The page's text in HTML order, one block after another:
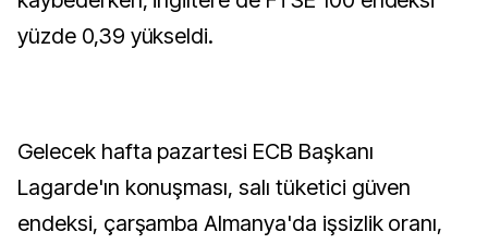
yüzde 0,39 yükseldi.
Gelecek hafta pazartesi ECB Başkanı
Lagarde'ın konuşması, salı tüketici güven
endeksi, çarşamba Almanya'da işsizlik oranı,